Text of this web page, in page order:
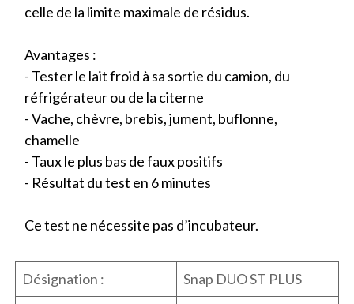
celle de la limite maximale de résidus.
Avantages :
- Tester le lait froid à sa sortie du camion, du
réfrigérateur ou de la citerne
- Vache, chèvre, brebis, jument, buflonne,
chamelle
- Taux le plus bas de faux positifs
- Résultat du test en 6 minutes
Ce test ne nécessite pas d’incubateur.
Désignation :
Snap DUO ST PLUS